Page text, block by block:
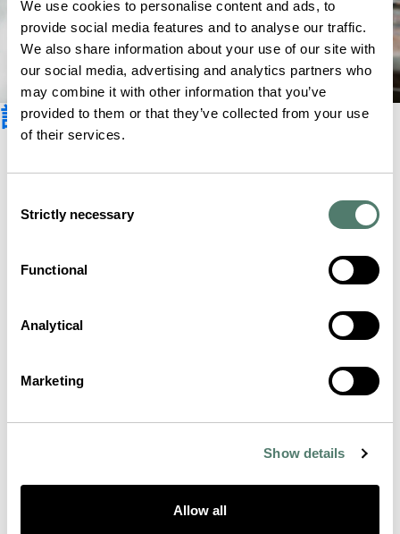
We use cookies to personalise content and ads, to
provide social media features and to analyse our traffic.
We also share information about your use of our site with
our social media, advertising and analytics partners who
may combine it with other information that you’ve
provided to them or that they’ve collected from your use
of their services.
Selection
Strictly necessary
Functional
Analytical
Marketing
Show details
Allow all
訂閱新聞資訊